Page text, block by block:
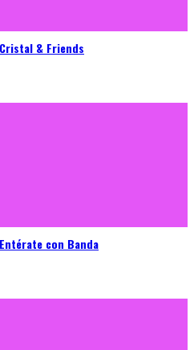
& Friends
con Banda